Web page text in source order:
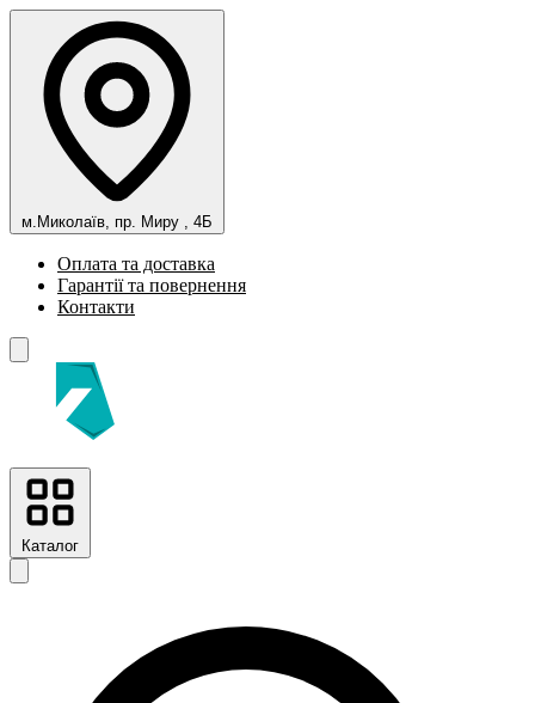
м.Миколаїв, пр. Миру , 4Б
Оплата та доставка
Гарантії та повернення
Контакти
Каталог